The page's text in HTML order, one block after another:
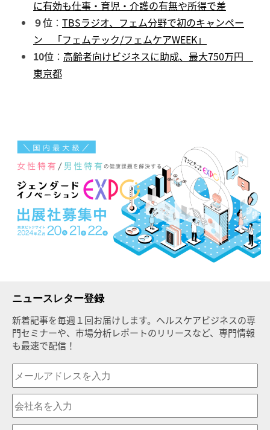
に有効も仕事・育児・介護の有無や所得で差
９位 ： TBSラジオ、フェム分野で初のキャンペー
ン 「フェムテック/フェムケアWEEK」
10位 ： 高齢者向けビジネスに助成、最大750万円
東京都
ニュースレター登録
新着記事を毎週１回お届けします。ヘルスケアビジネスの専
門セミナーや、市場分析レポートのリリースなど、専門情報
も最速で配信！